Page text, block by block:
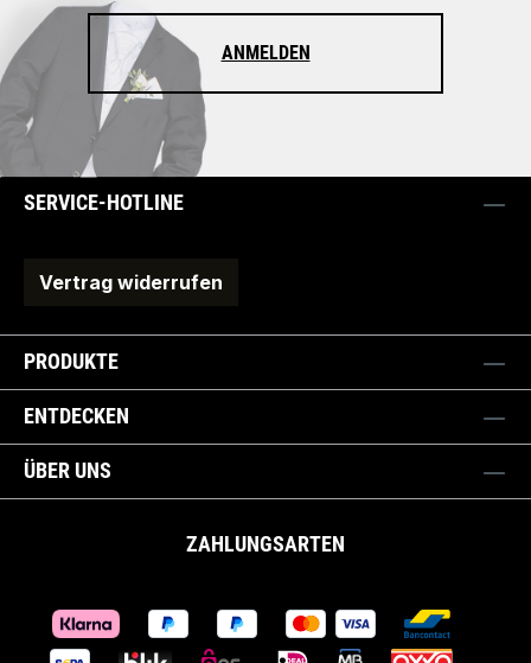
ANMELDEN
SERVICE-HOTLINE
Vertrag widerrufen
PRODUKTE
ENTDECKEN
ÜBER UNS
ZAHLUNGSARTEN